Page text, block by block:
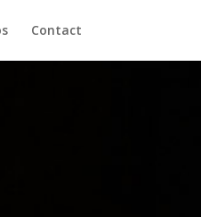
Contact